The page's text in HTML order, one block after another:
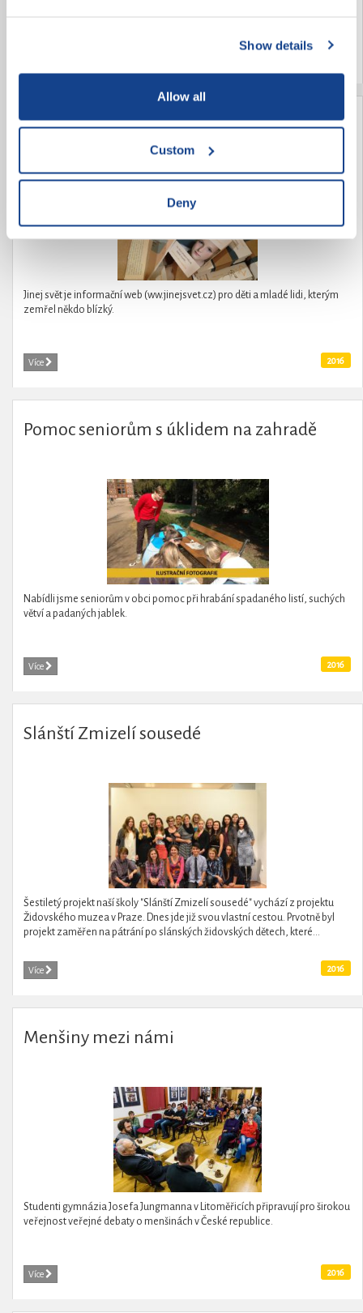
Show details
Allow all
Custom
Deny
Jinej svět
Jinej svět je informační web (ww.jinejsvet.cz) pro děti a mladé lidi, kterým
zemřel někdo blízký.
Více 2016
Pomoc seniorům s úklidem na zahradě
Nabídli jsme seniorům v obci pomoc při hrabání spadaného listí, suchých
větví a padaných jablek.
Více 2016
Slánští Zmizelí sousedé
Šestiletý projekt naší školy "Slánští Zmizelí sousedé" vychází z projektu
Židovského muzea v Praze. Dnes jde již svou vlastní cestou. Prvotně byl
projekt zaměřen na pátrání po slánských židovských dětech, které...
Více 2016
Menšiny mezi námi
Studenti gymnázia Josefa Jungmanna v Litoměřicích připravují pro širokou
veřejnost veřejné debaty o menšinách v České republice.
Více 2016